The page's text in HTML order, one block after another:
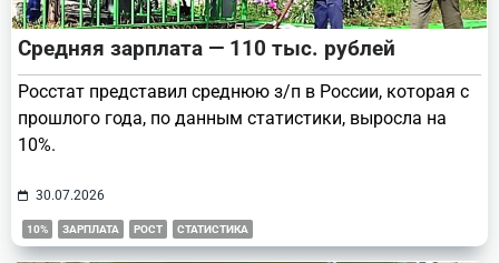
Средняя зарплата — 110 тыс. рублей
Росстат представил среднюю з/п в России, которая с
прошлого года, по данным статистики, выросла на
10%.
30.07.2026
10% ЗАРПЛАТА РОСТ СТАТИСТИКА